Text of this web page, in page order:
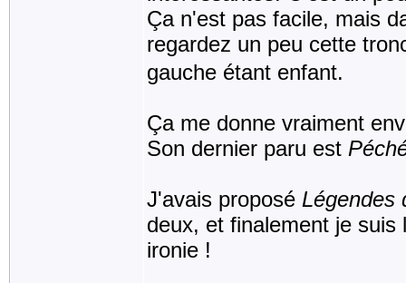
Ça n'est pas facile, mais
regardez un peu cette
gauche étant enfant.
Ça me donne vraiment
Son dernier paru est
J'avais proposé Légendes
deux, et finalement je
ironie !